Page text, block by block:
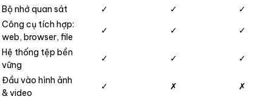
Bộ nhớ quan sát
✓ ✓
✓
Công cụ tích hợp:
web, browser, file
✓ ✓
✓
Hệ thống tệp bền
vững
✓ ✓
✓
Đầu vào hình ảnh
& video
✓ ✗
✗